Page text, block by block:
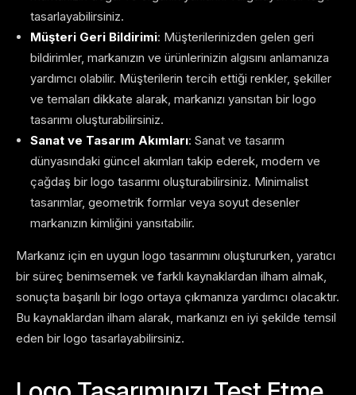
tasarlayabilirsiniz.
Müşteri Geri Bildirimi: Müşterilerinizden gelen geri
bildirimler, markanızın ve ürünlerinizin algısını anlamanıza
yardımcı olabilir. Müşterilerin tercih ettiği renkler, şekiller
ve temaları dikkate alarak, markanızı yansıtan bir logo
tasarımı oluşturabilirsiniz.
Sanat ve Tasarım Akımları: Sanat ve tasarım
dünyasındaki güncel akımları takip ederek, modern ve
çağdaş bir logo tasarımı oluşturabilirsiniz. Minimalist
tasarımlar, geometrik formlar veya soyut desenler
markanızın kimliğini yansıtabilir.
Markanız için en uygun logo tasarımını oluştururken, yaratıcı
bir süreç benimsemek ve farklı kaynaklardan ilham almak,
sonuçta başarılı bir logo ortaya çıkmanıza yardımcı olacaktır.
Bu kaynaklardan ilham alarak, markanızı en iyi şekilde temsil
eden bir logo tasarlayabilirsiniz.